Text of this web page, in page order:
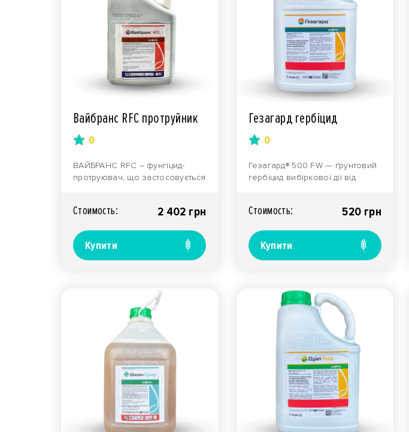
Вайбранс RFC протруйник
0
ВАЙБРАНС RFC – фунгіцид-
протруювач, що застосовується
Стоимость: 2 402 грн
Купити
Гезагард гербіцид
0
Гезагард® 500 FW — ґрунтовий
гербіцид вибіркової дії від
Стоимость: 520 грн
Купити